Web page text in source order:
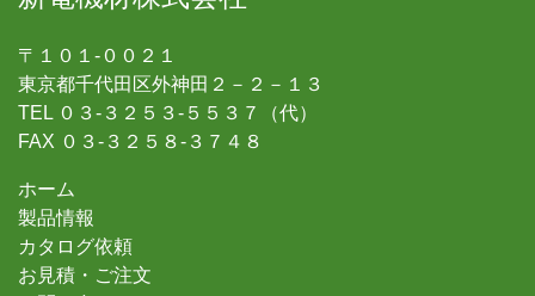
〒１０１-００２１
東京都千代田区外神田２－２－１３
TEL ０３-３２５３-５５３７（代）
FAX ０３-３２５８-３７４８
ホーム
製品情報
カタログ依頼
お見積・ご注文